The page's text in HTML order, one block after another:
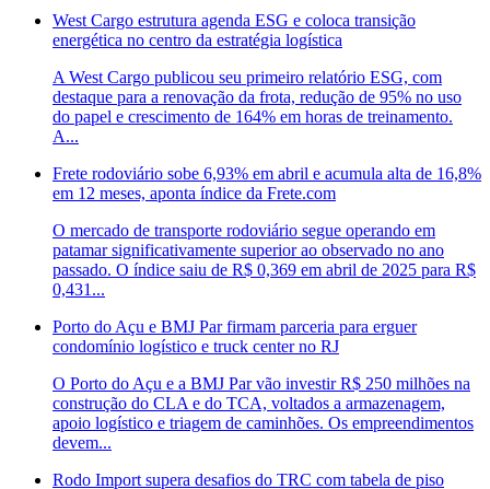
West Cargo estrutura agenda ESG e coloca transição
energética no centro da estratégia logística
A West Cargo publicou seu primeiro relatório ESG, com
destaque para a renovação da frota, redução de 95% no uso
do papel e crescimento de 164% em horas de treinamento.
A...
Frete rodoviário sobe 6,93% em abril e acumula alta de 16,8%
em 12 meses, aponta índice da Frete.com
O mercado de transporte rodoviário segue operando em
patamar significativamente superior ao observado no ano
passado. O índice saiu de R$ 0,369 em abril de 2025 para R$
0,431...
Porto do Açu e BMJ Par firmam parceria para erguer
condomínio logístico e truck center no RJ
O Porto do Açu e a BMJ Par vão investir R$ 250 milhões na
construção do CLA e do TCA, voltados a armazenagem,
apoio logístico e triagem de caminhões. Os empreendimentos
devem...
Rodo Import supera desafios do TRC com tabela de piso